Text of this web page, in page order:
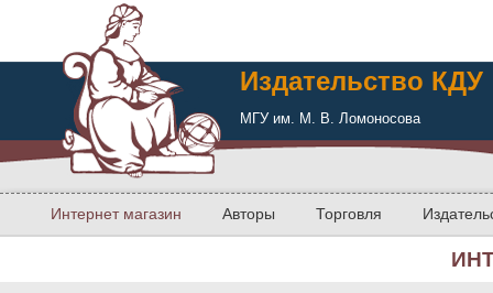
Издательство КДУ
МГУ им. М. В. Ломоносова
Интернет магазин Авторы Торговля